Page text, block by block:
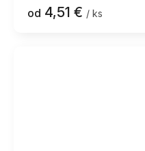
od 4,51 € / ks